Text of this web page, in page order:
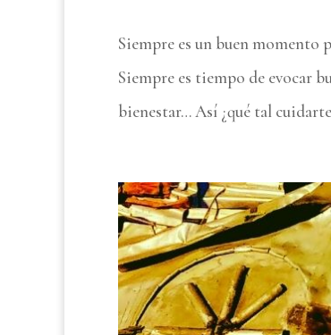
Siempre es un buen momento
Siempre es tiempo de evocar
bienestar… Así ¿qué tal